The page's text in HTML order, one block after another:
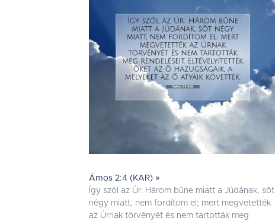
Ámos 2:4 (KAR) »
Így szól az Úr: Három bûne miatt a Júdának, sõt
négy miatt, nem fordítom el; mert megvetették
az Úrnak törvényét és nem tartották meg